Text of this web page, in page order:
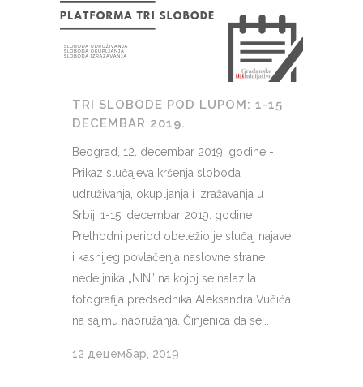
TRI SLOBODE POD LUPOM: 1-15
DECEMBAR 2019.
Beograd, 12. decembar 2019. godine -
Prikaz slučajeva kršenja sloboda
udruživanja, okupljanja i izražavanja u
Srbiji 1-15. decembar 2019. godine
Prethodni period obeležio je slučaj najave
i kasnijeg povlačenja naslovne strane
nedeljnika „NIN” na kojoj se nalazila
fotografija predsednika Aleksandra Vučića
na sajmu naoružanja. Činjenica da se...
12 децембар, 2019